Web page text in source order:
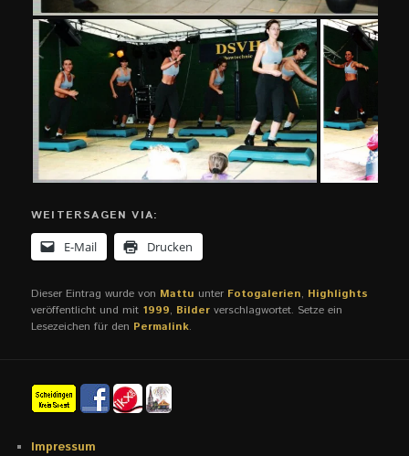
WEITERSAGEN VIA:
E-Mail Drucken
Dieser Eintrag wurde von Mattu unter Fotogalerien, Highlights
veröffentlicht und mit 1999, Bilder verschlagwortet. Setze ein
Lesezeichen für den Permalink.
Impressum